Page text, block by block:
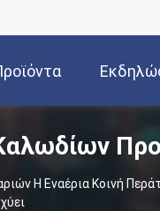
Η Εναέρια Κοινή